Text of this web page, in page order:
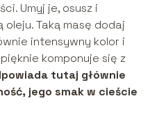
Umyj je, osusz i
oleju. Taką masę dodaj
intensywny kolor i
komponuje się z
tutaj głównie
jego smak w cieście